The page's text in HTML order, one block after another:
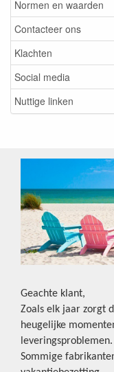
Normen en waarden
Contacteer ons
Klachten
Social media
Nuttige linken
Geachte klant,
Zoals elk jaar zorgt
heugelijke
leveringsproblemen.
Sommige